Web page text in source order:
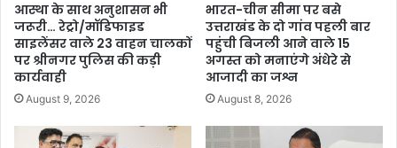
आस्था के साथ अनुशासन भी
जरूरी… रेट्रो/मॉडिफाइड
साइलेंसर वाले 23 वाहन चालकों
पर श्रीनगर पुलिस की कड़ी
कार्यवाही
August 9, 2026
भारत-चीन सीमा पर बसे
उत्तराखंड के दो गांव पहली बार
पहुंची बिजली आने वाले 15
अगस्त को मनाएंगे अंधेरे से
आजादी का जश्न
August 8, 2026